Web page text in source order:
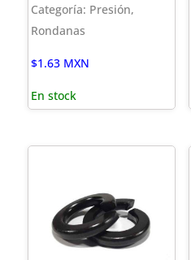
Categoría: Presión,
Rondanas
$1.63 MXN
En stock